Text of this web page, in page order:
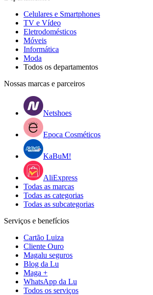
Celulares e Smartphones
TV e Vídeo
Eletrodomésticos
Móveis
Informática
Moda
Todos os departamentos
Nossas marcas e parceiros
Netshoes
Epoca Cosméticos
KaBuM!
AliExpress
Todas as marcas
Todas as categorias
Todas as subcategorias
Serviços e benefícios
Cartão Luiza
Cliente Ouro
Magalu seguros
Blog da Lu
Maga +
WhatsApp da Lu
Todos os serviços